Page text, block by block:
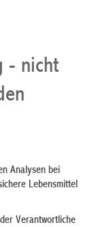
- nicht
Analysen bei
Lebensmittel
Verantwortliche